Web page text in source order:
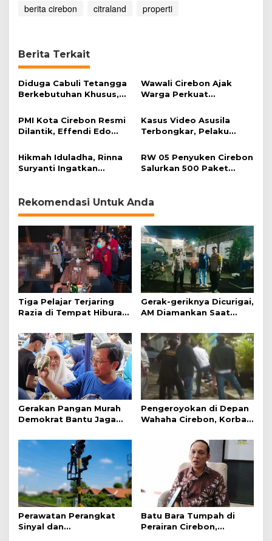
P
a
a
berita cirebon citraland properti
Berita Terkait
Diduga Cabuli Tetangga
Berkebutuhan Khusus,
Wawali Cirebon Ajak
Warga Perkuat
Momentum Harjad ke-
599
PMI Kota Cirebon Resmi
Dilantik, Effendi Edo
Bencana
Kasus Video Asusila
Terbongkar, Pelaku
Korban Baru
Hikmah Iduladha, Rinna
Suryanti Ingatkan
RW 05 Penyuken Cirebon
Salurkan 500 Paket
Rekomendasi Untuk Anda
Tiga Pelajar Terjaring
Razia di Tempat Hiburan
Gerak-geriknya Dicurigai,
AM Diamankan Saat
Gerakan Pangan Murah
Demokrat Bantu Jaga
Pengeroyokan di Depan
Wahaha Cirebon, Korban
Perawatan Perangkat
Sinyal dan
Batu Bara Tumpah di
Perairan Cirebon,